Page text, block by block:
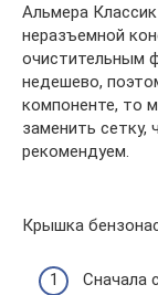
Альмера
неразъемной
очистительным
недешево,
компоненте, то
заменить сетку,
рекомендуем.
Крышка
Сначала